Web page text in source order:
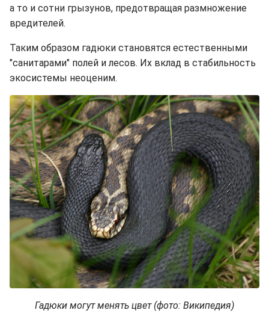
а то и сотни грызунов, предотвращая размножение
вредителей.
Таким образом гадюки становятся естественными
"санитарами" полей и лесов. Их вклад в стабильность
экосистемы неоценим.
Гадюки могут менять цвет (фото: Википедия)